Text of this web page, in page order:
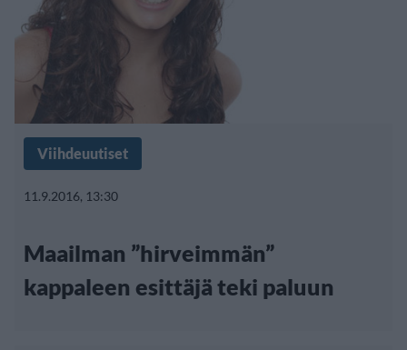
Viihdeuutiset
11.9.2016, 13:30
Maailman ”hirveimmän”
kappaleen esittäjä teki paluun